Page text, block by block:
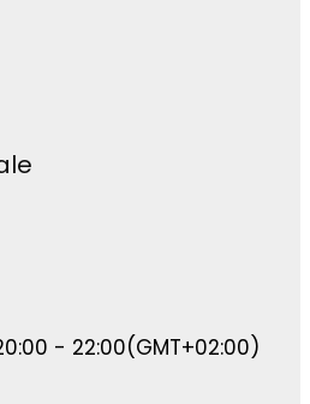
- 22:00(GMT+02:00)